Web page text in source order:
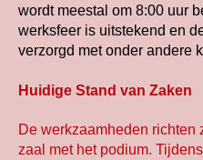
wordt meestal om 8:00 uur
werksfeer is uitstekend en
verzorgd met onder andere
Huidige Stand van Zaken
De werkzaamheden richten
zaal met het podium.